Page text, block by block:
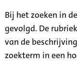
Bij het zoeken in
gevolgd. De
van de
zoekterm in een